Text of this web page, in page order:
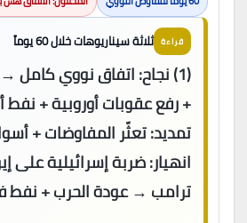
قراءة ثلاثة سيناريوهات خلال 60 يوماً
(1) نجاح: اتفاق نووي كامل
انهيار: ضربة إسرائيلية على
ترامب → عودة الحرب + نفط